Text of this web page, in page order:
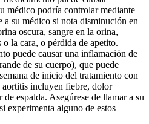
médico podría controlar mediante
a su médico si nota disminución en
oscura, sangre en la orina,
la cara, o pérdida de apetito.
puede causar una inflamación de
de su cuerpo), que puede
de inicio del tratamiento con
incluyen fiebre, dolor
espalda. Asegúrese de llamar a su
experimenta alguno de estos